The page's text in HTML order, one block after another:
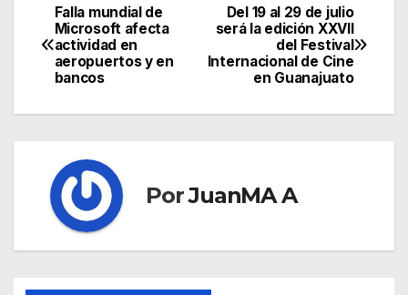
Del 19 al 29 de julio
será la edición XXVII
del Festival
Internacional de Cine
en Guanajuato
Falla mundial de
Microsoft afecta
actividad en
aeropuertos y en
bancos
PorJuanMA A